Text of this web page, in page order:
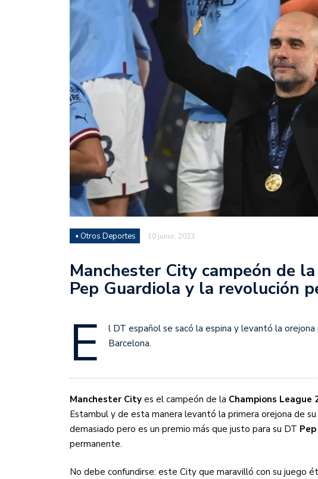
en la historia grande del club”
Nicolás Otamendi regresa al fútbol
de Vélez a la pasión por River
Boca ganó con lo justo ante
diferencia y un juego que no dan
El Nacional de Clubes A llega a
Simonet
Lista de la selección femenina de
2026
Lista de la selección masculina de
Sudamericana
Empieza el Clausura: las diez cosas
▪ Otros Deportes 10 junio, 2023
Manchester City campeón de
Pep Guardiola y la revolución
E
l DT español se sacó la espina y levantó la
Barcelona.
Manchester City es el campeón de la Champions League
Estambul y de esta manera levantó la primera orejona de
demasiado pero es un premio más que justo para su DT
permanente.
No debe confundirse: este City que maravilló con su juego